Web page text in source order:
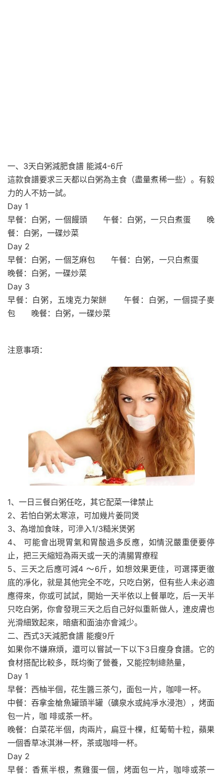
一、3天白粥減肥食譜 能減4-6斤
這款食譜要求三天都以白粥為主食（盡量煮稀一些）。有毅
力的人不妨一試。
Day 1
早餐：白粥，一個饅頭 午餐：白粥，一只白煮蛋 晚
餐：白粥，一碟炒菜
Day 2
早餐：白粥，一個芝麻包 午餐：白粥，一只白煮蛋
晚餐：白粥，一碟炒菜
Day 3
早餐：白粥，五塊克力架餅 午餐：白粥，一個提子麥
包 晚餐：白粥，一碟炒菜
注意事項：
1、一日三餐白粥任吃，其它配菜一律禁止
2、若怕白粥太寒涼，可加幾片姜同煲
3、為增加食味，可滲入1/3糙米煲粥
4、 可能會出現胃氣和胃酸過多反應，如情況嚴重便要停
止，把三天縮短為兩天或一天的清腸胃療程
5、三天之后應可減4 ～6斤，如想效果更佳，可選擇更徹
底的凈化，就是其他完全不吃，只吃白粥，但有些人未必適
應得來，你或可試試，開始一天半依以上餐單吃，后一天半
只吃白粥，你會發現三天之后自己好似重新做人，連皮膚也
光滑細致起來，暗瘡和面油亦會減少。
二、西式3天減肥食譜 能瘦9斤
如果你不嫌麻煩，還可以嘗試一下以下3日瘦身食譜。它的
食材搭配比較多，既均衡了營養，又能控制總熱量，
Day 1
早餐：西柚半個，花生醬三茶勺，面包一片，咖啡一杯。
中餐：吞拿金槍魚罐頭半罐（礦泉水或純凈水浸泡），烤面
包一片，咖 啡或茶一杯。
晚餐：白菜花半個，肉兩片，扁豆十棵，紅葡萄十粒，蘋果
一個香草冰淇淋一杯，茶或咖啡一杯。
Day 2
早餐：香蕉半根，煮雞蛋一個，烤面包一片，咖啡或茶一